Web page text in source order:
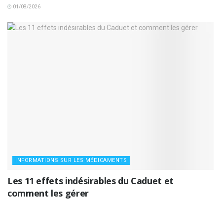
01/08/2026
INFORMATIONS SUR LES MÉDICAMENTS
Les 11 effets indésirables du Caduet et
comment les gérer